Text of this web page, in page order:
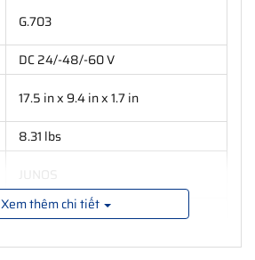
G.703
DC 24/-48/-60 V
17.5 in x 9.4 in x 1.7 in
8.31 lbs
JUNOS
Router
Xem thêm chi tiết